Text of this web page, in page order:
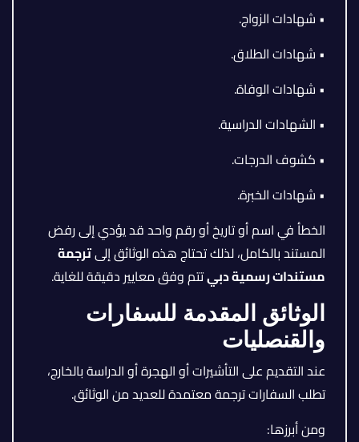
• شهادات الزواج.
• شهادات الطلاق.
• شهادات الوفاة.
• الشهادات الدراسية.
• كشوف الدرجات.
• شهادات الخبرة.
الخطأ في اسم أو تاريخ أو رقم واحد قد يؤدي إلى رفض
المستند بالكامل، لذلك تحتاج هذه الوثائق إلىترجمة
مستندات رسمية دبيتتم وفق معايير دقيقة للغاية.
الوثائق المقدمة للسفارات
والقنصليات
عند التقديم على التأشيرات أو الهجرة أو الدراسة بالخارج،
تطلب السفارات ترجمة معتمدة للعديد من الوثائق.
ومن أبرزها: